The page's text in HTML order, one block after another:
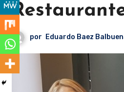
por Eduardo Baez